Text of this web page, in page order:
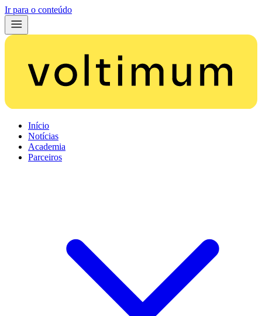
Ir para o conteúdo
Início
Notícias
Academia
Parceiros